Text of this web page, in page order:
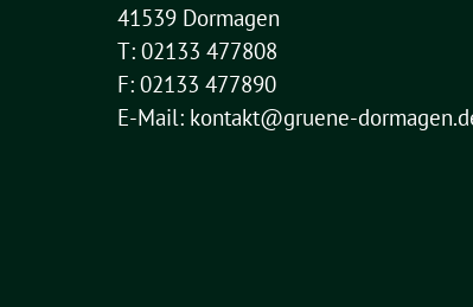
41539 Dormagen
T: 02133 477808
F: 02133 477890
E-Mail: kontakt@gruene-